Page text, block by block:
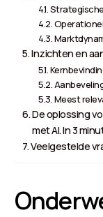
Inzichten en
Meest
De oplossing
met AI. In 3
Veelgestelde